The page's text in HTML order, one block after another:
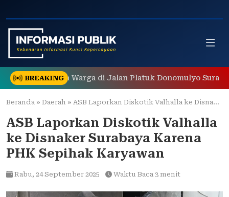
to
content
BREAKING
Gegerkan Warga di Jalan Platuk Donomulyo Surabaya
Beranda » Daerah » ASB Laporkan Diskotik Valhalla ke Disnaker Surabaya Karena PHK Sepihak Karyawan
ASB Laporkan Diskotik Valhalla
ke Disnaker Surabaya Karena
PHK Sepihak Karyawan
Rabu, 24 September 2025 Waktu Baca 3 menit